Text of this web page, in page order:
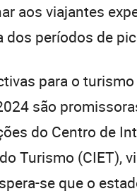
aos viajantes
dos períodos de
para o turismo
são
do Centro de
Turismo (CIET),
se que o